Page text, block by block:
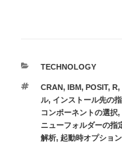
カ
ゴ
リ
ー
TECHNOLOGY
タ
グ
CRAN, IBM, POSIT, R,
ル, インストール先の
コンポーネントの選択,
ニューフォルダーの指
解析, 起動時オプション